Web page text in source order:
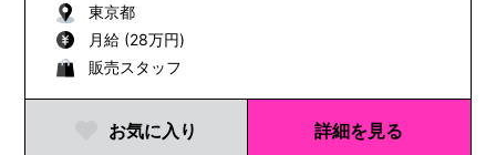
東京都
月給 (28万円)
販売スタッフ
お気に入り 詳細を見る